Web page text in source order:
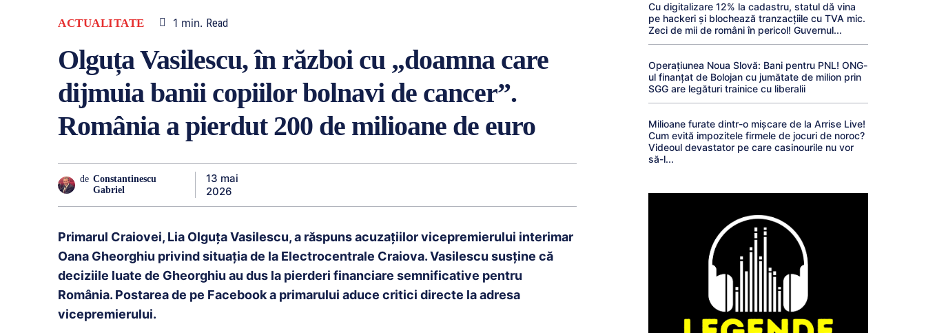
ACTUALITATE 1 min. Read
Olguța Vasilescu, în război cu „doamna care
dijmuia banii copiilor bolnavi de cancer”.
România a pierdut 200 de milioane de euro
de Constantinescu
Gabriel
13 mai
2026
Primarul Craiovei, Lia Olguța Vasilescu, a răspuns acuzațiilor vicepremierului interimar
Oana Gheorghiu privind situația de la Electrocentrale Craiova. Vasilescu susține că
deciziile luate de Gheorghiu au dus la pierderi financiare semnificative pentru
România. Postarea de pe Facebook a primarului aduce critici directe la adresa
vicepremierului.
Cu digitalizare 12% la cadastru, statul dă vina
pe hackeri și blochează tranzacțiile cu TVA mic.
Zeci de mii de români în pericol! Guvernul...
Operațiunea Noua Slovă: Bani pentru PNL! ONG-
ul finanțat de Bolojan cu jumătate de milion prin
SGG are legături trainice cu liberalii
Milioane furate dintr-o mișcare de la Arrise Live!
Cum evită impozitele firmele de jocuri de noroc?
Videoul devastator pe care casinourile nu vor
să-l...